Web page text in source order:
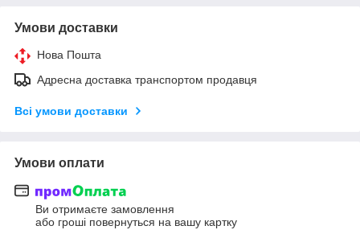
Умови доставки
Нова Пошта
Адресна доставка транспортом продавця
Всі умови доставки
Умови оплати
Ви отримаєте замовлення
або гроші повернуться на вашу картку